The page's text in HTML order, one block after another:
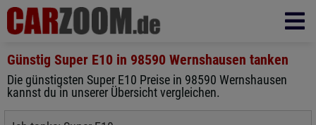
Günstig Super E10 in 98590 Wernshausen tanken
Die günstigsten Super E10 Preise in 98590 Wernshausen
kannst du in unserer Übersicht vergleichen.